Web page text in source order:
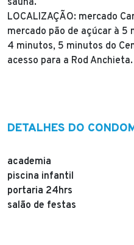
LOCALIZAÇÃO: mercado
mercado pão de açúcar à 5
4 minutos, 5 minutos do
acesso para a Rod Anchieta.
DETALHES DO
academia
piscina infantil
portaria 24hrs
salão de festas